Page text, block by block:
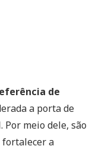
de
a porta de
Por meio dele, são
fortalecer a